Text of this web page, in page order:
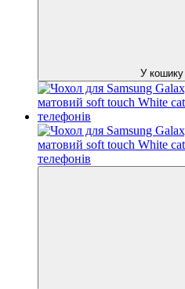
У кошику